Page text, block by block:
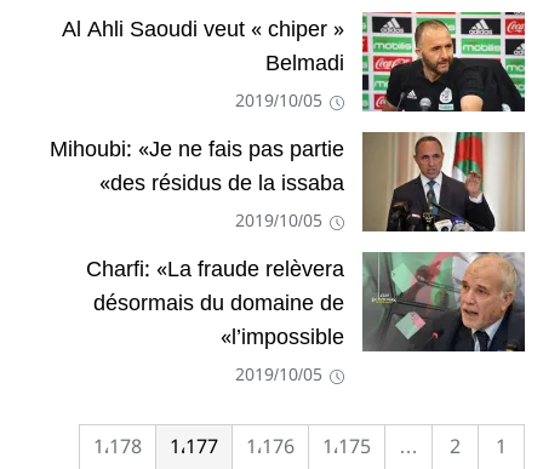
Al Ahli Saoudi veut « chiper »
Belmadi
2019/10/05
Mihoubi: «Je ne fais pas partie
des résidus de la issaba»
2019/10/05
Charfi: «La fraude relèvera
désormais du domaine de
l’impossible»
2019/10/05
1
2
… 1٬175 1٬176 1٬177
1٬178